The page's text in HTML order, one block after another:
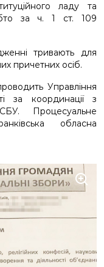
ладу та
за ч. 1 ст. 109
тривають для
причетних осіб.
Управління
за координації з
Процесуальне
обласна